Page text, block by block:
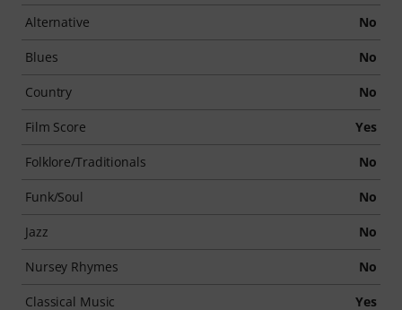
Alternative No
Blues No
Country No
Film Score Yes
Folklore/Traditionals No
Funk/Soul No
Jazz No
Nursey Rhymes No
Classical Music Yes